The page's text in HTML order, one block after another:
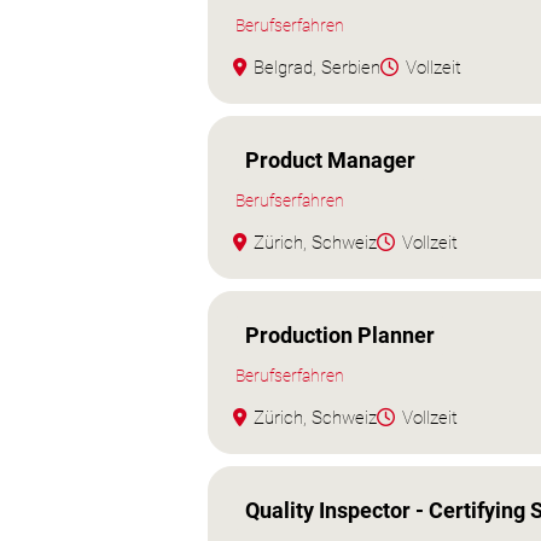
Berufserfahren
Belgrad, Serbien Vollzeit
Product Manager
Berufserfahren
Zürich, Schweiz Vollzeit
Production Planner
Berufserfahren
Zürich, Schweiz Vollzeit
Quality Inspector - Certifying